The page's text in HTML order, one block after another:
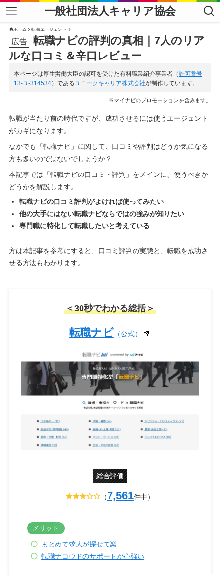
一般社団法人キャリア協会
ホーム 転職エージェント
転職ナビの評判の真相｜7人のリア
ルな口コミ＆辛口レビュー
本ページは厚生労働大臣の認可を受けた有料職業紹介事業者（許可番号
13-ユ-314534）であるユニークキャリア株式会社が制作しています。
※マイナビのプロモーションを含みます。
転職が当たり前の時代ですが、成功させるには使うエージェント
がカギになります。
なかでも「転職ナビ」に関して、口コミや評判はどうか気になる
方も多いのではないでしょうか？
本記事では「転職ナビの口コミ・評判」をメインに、使うべきか
どうかを解説します。
転職ナビの口コミ評判がよければ使ってみたい
他の大手にはない転職ナビならではの強みが知りたい
専門職に特化して転職したいと考えている
方は本記事を参考にすると、口コミ評判の実態と、転職を成功さ
せる方法もわかります。
＜30秒でわかる総括＞
転職ナビ （公式）
総合評価
（7,561件中）
メリット
まとめて求人が探せて楽
転職ナコウドのサポートが心強い